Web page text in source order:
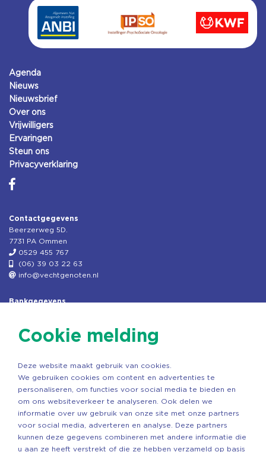
Agenda
Nieuws
Nieuwsbrief
Over ons
Vrijwilligers
Ervaringen
Steun ons
Privacyverklaring
Contactgegevens
Beerzerweg 5D.
7731 PA Ommen
0529 455 767
(06) 39 03 22 63
info@vechtgenoten.nl
Bankgegevens
Rek.nr: NL85RABO0127579230
Copyright ©2026 Vechtgenoten
Cookie melding
Deze website maakt gebruik van cookies.
We gebruiken cookies om content en advertenties te
personaliseren, om functies voor social media te bieden en
om ons websiteverkeer te analyseren. Ook delen we
informatie over uw gebruik van onze site met onze partners
voor social media, adverteren en analyse. Deze partners
kunnen deze gegevens combineren met andere informatie die
u aan ze heeft verstrekt of die ze hebben verzameld op basis